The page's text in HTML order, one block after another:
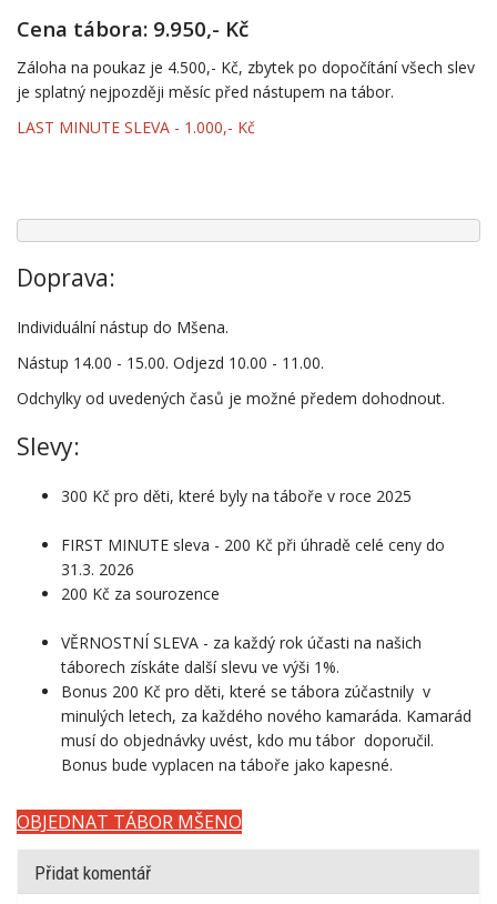
Cena tábora: 9.950,- Kč
Záloha na poukaz je 4.500,- Kč, zbytek po dopočítání všech slev
je splatný nejpozději měsíc před nástupem na tábor.
LAST MINUTE SLEVA - 1.000,- Kč
Doprava:
Individuální nástup do Mšena.
Nástup 14.00 - 15.00. Odjezd 10.00 - 11.00.
Odchylky od uvedených časů je možné předem dohodnout.
Slevy:
300 Kč pro děti, které byly na táboře v roce 2025
FIRST MINUTE sleva - 200 Kč při úhradě celé ceny do
31.3. 2026
200 Kč za sourozence
VĚRNOSTNÍ SLEVA - za každý rok účasti na našich
táborech získáte další slevu ve výši 1%.
Bonus 200 Kč pro děti, které se tábora zúčastnily v
minulých letech, za každého nového kamaráda. Kamarád
musí do objednávky uvést, kdo mu tábor doporučil.
Bonus bude vyplacen na táboře jako kapesné.
OBJEDNAT TÁBOR MŠENO
Přidat komentář